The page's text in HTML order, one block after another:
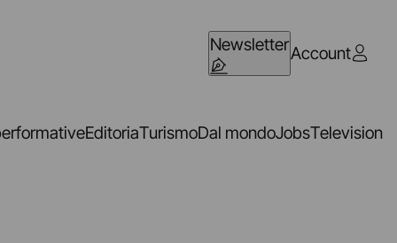
NewsletterAccount
EditoriaTurismoDal mondoJobsTelevision